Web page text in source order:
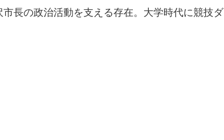
長の政治活動を支える存在。大学時代に競技ダ